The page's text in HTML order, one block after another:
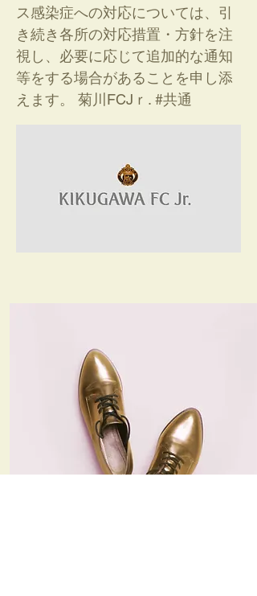
ス感染症への対応については、引
き続き各所の対応措置・方針を注
視し、必要に応じて追加的な通知
等をする場合があることを申し添
えます。 菊川FCJｒ. #共通